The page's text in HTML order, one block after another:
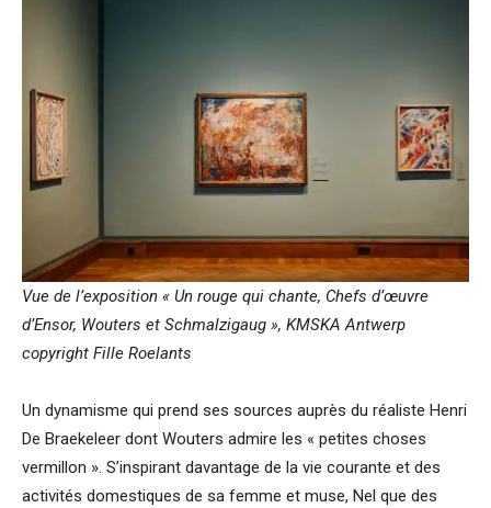
Vue de l’exposition « Un rouge qui chante, Chefs d’œuvre
d’Ensor, Wouters et Schmalzigaug », KMSKA Antwerp
copyright Fille Roelants
Un dynamisme qui prend ses sources auprès du réaliste Henri
De Braekeleer dont Wouters admire les « petites choses
vermillon ». S’inspirant davantage de la vie courante et des
activités domestiques de sa femme et muse, Nel que des